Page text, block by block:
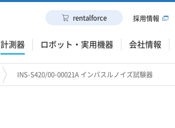
計測器 ロボット・実用機器 会社情報
rentalforce 採用情報
INS-S420/00-00021A インパスルノイズ試験器